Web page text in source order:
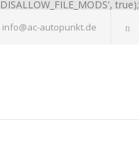
true);
info@ac-autopunkt.de